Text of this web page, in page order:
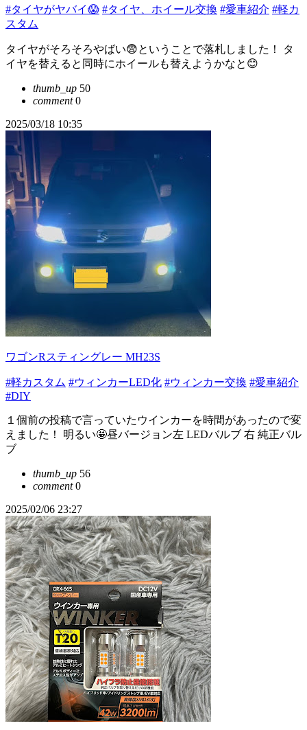
#タイヤがヤバイ😱 #タイヤ、ホイール交換 #愛車紹介 #軽カ
スタム
タイヤがそろそろやばい😨ということで落札しました！ タ
イヤを替えると同時にホイールも替えようかなと😊
thumb_up 50
comment0
2025/03/18 10:35
ワゴンRスティングレー MH23S
#軽カスタム #ウィンカーLED化 #ウィンカー交換 #愛車紹介
#DIY
１個前の投稿で言っていたウインカーを時間があったので変
えました！ 明るい🤩昼バージョン左 LEDバルブ 右 純正バル
ブ
thumb_up 56
comment0
2025/02/06 23:27